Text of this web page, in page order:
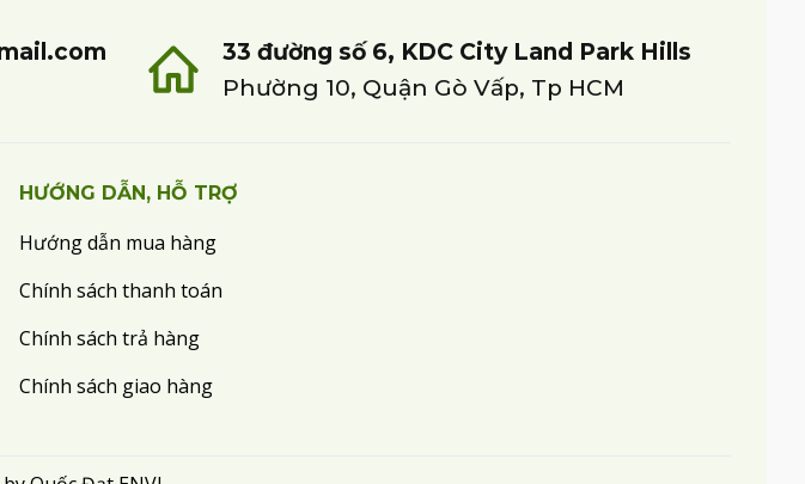
33 đường số 6, KDC City Land Park Hills
Phường 10, Quận Gò Vấp, Tp HCM
HƯỚNG DẪN, HỖ TRỢ
Hướng dẫn mua hàng
Chính sách thanh toán
Chính sách trả hàng
Chính sách giao hàng